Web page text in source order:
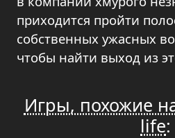
приходится пройти
собственных ужасных
чтобы найти выход из
Игры, похожие
life: